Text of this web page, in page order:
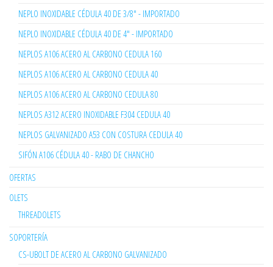
NEPLO INOXIDABLE CÉDULA 40 DE 3/8" - IMPORTADO
NEPLO INOXIDABLE CÉDULA 40 DE 4" - IMPORTADO
NEPLOS A106 ACERO AL CARBONO CEDULA 160
NEPLOS A106 ACERO AL CARBONO CEDULA 40
NEPLOS A106 ACERO AL CARBONO CEDULA 80
NEPLOS A312 ACERO INOXIDABLE F304 CEDULA 40
NEPLOS GALVANIZADO A53 CON COSTURA CEDULA 40
SIFÓN A106 CÉDULA 40 - RABO DE CHANCHO
OFERTAS
OLETS
THREADOLETS
SOPORTERÍA
CS-UBOLT DE ACERO AL CARBONO GALVANIZADO